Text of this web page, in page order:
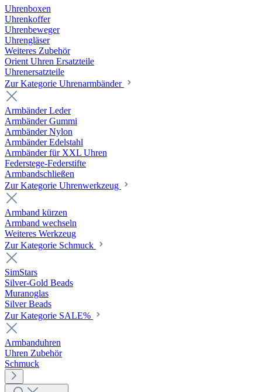
Uhrenboxen
Uhrenkoffer
Uhrenbeweger
Uhrengläser
Weiteres Zubehör
Orient Uhren Ersatzteile
Uhrenersatzteile
Zur Kategorie Uhrenarmbänder
Armbänder Leder
Armbänder Gummi
Armbänder Nylon
Armbänder Edelstahl
Armbänder für XXL Uhren
Federstege-Federstifte
Armbandschließen
Zur Kategorie Uhrenwerkzeug
Armband kürzen
Armband wechseln
Weiteres Werkzeug
Zur Kategorie Schmuck
SimStars
Silver-Gold Beads
Muranoglas
Silver Beads
Zur Kategorie SALE%
Armbanduhren
Uhren Zubehör
Schmuck